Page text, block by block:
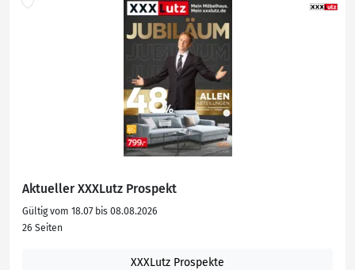
Aktueller XXXLutz Prospekt
Gültig vom 18.07 bis 08.08.2026
26 Seiten
XXXLutz Prospekte